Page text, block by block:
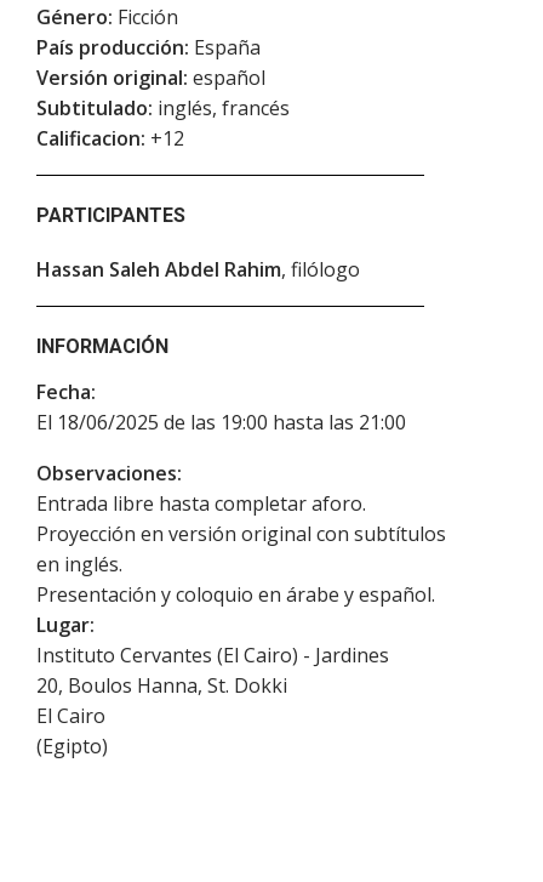
Género: Ficción
País producción: España
Versión original: español
Subtitulado: inglés, francés
Calificacion: +12
PARTICIPANTES
Hassan Saleh Abdel Rahim, filólogo
INFORMACIÓN
Fecha:
El 18/06/2025 de las 19:00 hasta las 21:00
Observaciones:
Entrada libre hasta completar aforo.
Proyección en versión original con subtítulos
en inglés.
Presentación y coloquio en árabe y español.
Lugar:
Instituto Cervantes (El Cairo) - Jardines
20, Boulos Hanna, St. Dokki
El Cairo
(Egipto)